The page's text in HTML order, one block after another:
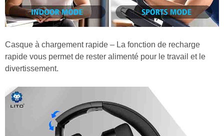
Casque à chargement rapide – La fonction de recharge
rapide vous permet de rester alimenté pour le travail et le
divertissement.